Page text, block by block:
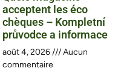
acceptent les éco
chèques – Kompletní
průvodce a informace
août 4, 2026
Aucun
commentaire